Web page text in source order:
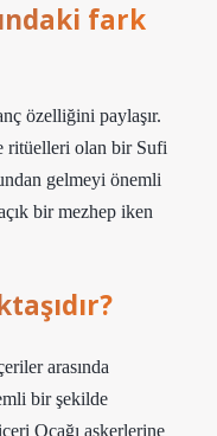
fark
özelliğini paylaşır.
ritüelleri olan bir Sufi
gelmeyi önemli
bir mezhep iken
arasında
bir şekilde
Ocağı askerlerine